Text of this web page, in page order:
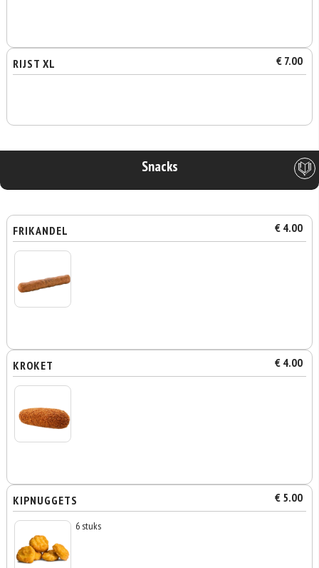
RIJST XL € 7.00
Snacks
FRIKANDEL € 4.00
KROKET € 4.00
KIPNUGGETS € 5.00
6 stuks